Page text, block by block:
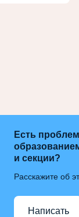
Есть
и секции?
Расскажите об
Написать